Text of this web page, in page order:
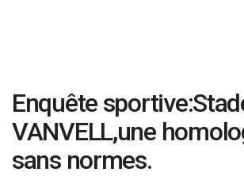
Enquête
VANVELL,une
sans normes.